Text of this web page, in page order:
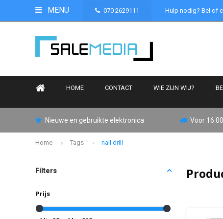
MENU 070 2629111 Hulp nodig? Bel of
HOME CONTACT WIE ZIJN WIJ?
Nieuwe en gebruikte elektronica Voor
Home Tags nail drill
Filters
Prijs